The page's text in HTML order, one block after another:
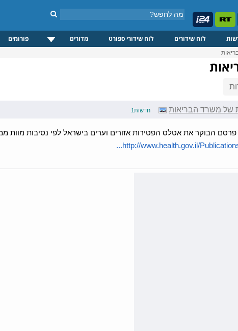
לוח שידורים לוח שידורי ספורט מדורים פורומים
של משרד הבריאות חדשות1
הבוקר את אטלס הפטירות אזורים וערים בישראל לפי נסיבות מוות
http://www.health.gov.il/